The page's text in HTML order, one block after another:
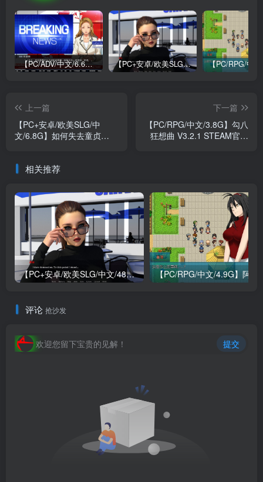
【PC/ADV/中文/6.6G】牺牲恶棍 SACRIFICE VILLAINS 官方中文版 【PC+安卓/欧美SLG/中文/484M】我们迷路了 We Are Lost V1.0 STEAM官方中文版
上一篇
【PC+安卓/欧美SLG/中
文/6.8G】如何失去童贞
下一篇
【PC/RPG/中文/3.8G】勾八
狂想曲 V3.2.1 STEAM官方
相关推荐
【PC+安卓/欧美SLG/中文/484M】我们迷路了 We Are Lost V1.0 STEAM官方中文版
评论 抢沙发
欢迎您留下宝贵的见解！ 提交